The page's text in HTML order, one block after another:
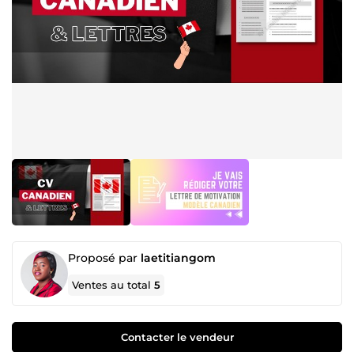
Proposé par laetitiangom
Ventes au total5
Contacter le vendeur